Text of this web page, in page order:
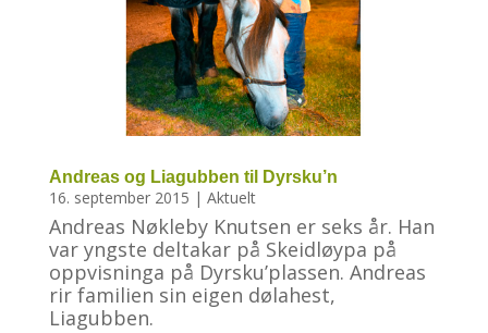
Andreas og Liagubben til Dyrsku’n
16. september 2015 | Aktuelt
Andreas Nøkleby Knutsen er seks år. Han
var yngste deltakar på Skeidløypa på
oppvisninga på Dyrsku’plassen. Andreas
rir familien sin eigen dølahest,
Liagubben.